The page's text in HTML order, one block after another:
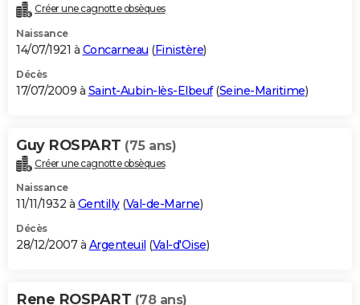
Créer une cagnotte obsèques
Naissance
14/07/1921 à Concarneau (Finistère)
Décès
17/07/2009 à Saint-Aubin-lès-Elbeuf(Seine-Maritime)
Guy ROSPART (75 ans)
Créer une cagnotte obsèques
Naissance
11/11/1932 à Gentilly(Val-de-Marne)
Décès
28/12/2007 à Argenteuil (Val-d'Oise)
Rene ROSPART (78 ans)